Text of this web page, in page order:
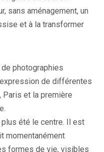
sans aménagement, un
et à la transformer
photographies
de différentes
Paris et la première
plus été le centre. Il est
momentanément
formes de vie, visibles